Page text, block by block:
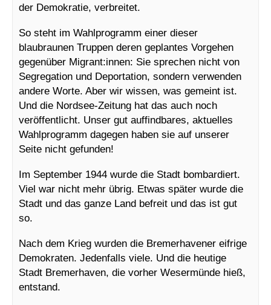
der Demokratie, verbreitet.
So steht im Wahlprogramm einer dieser
blaubraunen Truppen deren geplantes Vorgehen
gegenüber Migrant:innen: Sie sprechen nicht von
Segregation und Deportation, sondern verwenden
andere Worte. Aber wir wissen, was gemeint ist.
Und die Nordsee-Zeitung hat das auch noch
veröffentlicht. Unser gut auffindbares, aktuelles
Wahlprogramm dagegen haben sie auf unserer
Seite nicht gefunden!
Im September 1944 wurde die Stadt bombardiert.
Viel war nicht mehr übrig. Etwas später wurde die
Stadt und das ganze Land befreit und das ist gut
so.
Nach dem Krieg wurden die Bremerhavener eifrige
Demokraten. Jedenfalls viele. Und die heutige
Stadt Bremerhaven, die vorher Wesermünde hieß,
entstand.